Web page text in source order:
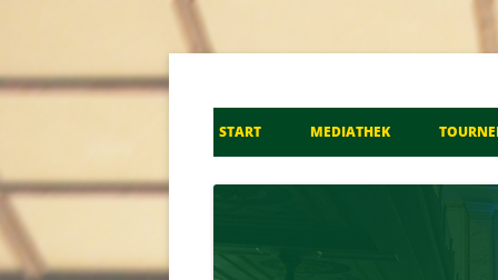
Don Kosaken Chor
START MEDIATHEK